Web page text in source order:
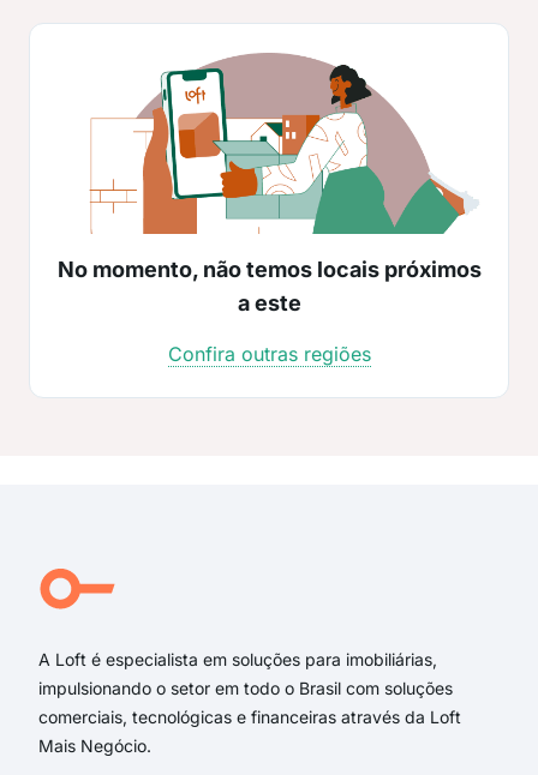
No momento, não temos locais próximos
a este
Confira outras regiões
A Loft é especialista em soluções para imobiliárias,
impulsionando o setor em todo o Brasil com soluções
comerciais, tecnológicas e financeiras através da Loft
Mais Negócio.